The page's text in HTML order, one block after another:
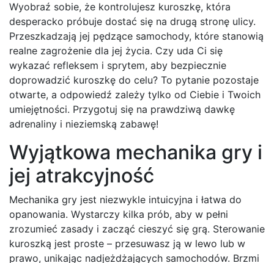
Wyobraź sobie, że kontrolujesz kuroszkę, która
desperacko próbuje dostać się na drugą stronę ulicy.
Przeszkadzają jej pędzące samochody, które stanowią
realne zagrożenie dla jej życia. Czy uda Ci się
wykazać refleksem i sprytem, aby bezpiecznie
doprowadzić kuroszkę do celu? To pytanie pozostaje
otwarte, a odpowiedź zależy tylko od Ciebie i Twoich
umiejętności. Przygotuj się na prawdziwą dawkę
adrenaliny i nieziemską zabawę!
Wyjątkowa mechanika gry i
jej atrakcyjność
Mechanika gry jest niezwykle intuicyjna i łatwa do
opanowania. Wystarczy kilka prób, aby w pełni
zrozumieć zasady i zacząć cieszyć się grą. Sterowanie
kuroszką jest proste – przesuwasz ją w lewo lub w
prawo, unikając nadjeżdżających samochodów. Brzmi